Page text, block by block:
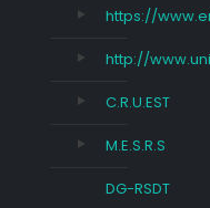
https://
http://
C.R.U.EST
M.E.S.R.S
DG-RSDT